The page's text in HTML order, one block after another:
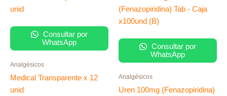
Consultar por
WhatsApp
Analgésicos
Medical Transparente x 12
unid
Consultar por
WhatsApp
Analgésicos
Uren 100mg (Fenazopiridina)